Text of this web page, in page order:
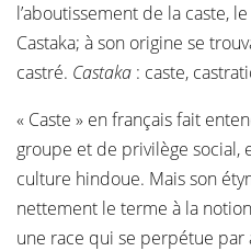
l’aboutissement de la caste,
Castaka; à son origine se
castré. Castaka : caste,
« Caste » en français fait
groupe et de privilège social,
culture hindoue. Mais son
nettement le terme à la
une race qui se perpétue par